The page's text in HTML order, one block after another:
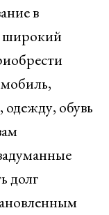
в
широкий
обувь
долг